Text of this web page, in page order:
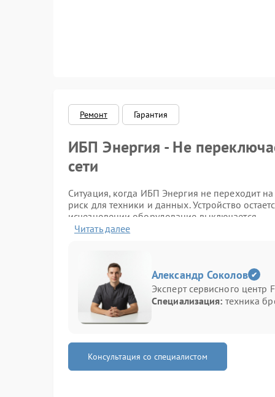
Ремонт Гарантия
ИБП Энергия - Не
сети
Ситуация, когда ИБП Энергия не переходит
риск для техники и данных. Устройство
исчезновении оборудование выключается.
Обратить внимание стоит на следующие
мгновенное отключение техники при
индикаторы не меняют состояние при
отсутствие звукового оповещения;
батарея не задействуется даже при полном
Возможные причины
Читать далее
Александр Соколов
Эксперт сервисного центр
Специализация: техника
Консультация со специалистом